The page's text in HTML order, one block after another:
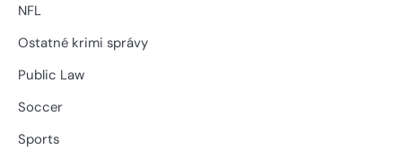
NFL
Ostatné krimi správy
Public Law
Soccer
Sports